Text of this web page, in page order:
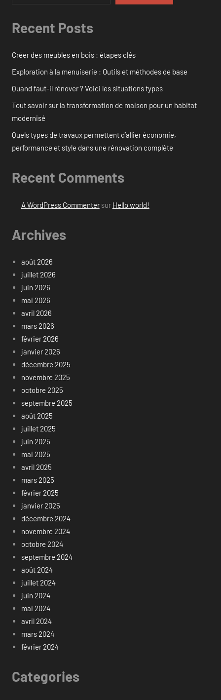
Recent Posts
Créer des meubles en bois : étapes clés
Exploration à la menuiserie : Outils et méthodes de base
Quand faut-il rénover ? Voici les situations types
Tout savoir sur la transformation de maison pour un habitat
modernisé
Quels types de travaux permettent d’allier économie,
performance et style dans une rénovation complète
Recent Comments
A WordPress Commentersur Hello world!
Archives
août 2026
juillet 2026
juin 2026
mai 2026
avril 2026
mars 2026
février 2026
janvier 2026
décembre 2025
novembre 2025
octobre 2025
septembre 2025
août 2025
juillet 2025
juin 2025
mai 2025
avril 2025
mars 2025
février 2025
janvier 2025
décembre 2024
novembre 2024
octobre 2024
septembre 2024
août 2024
juillet 2024
juin 2024
mai 2024
avril 2024
mars 2024
février 2024
Categories